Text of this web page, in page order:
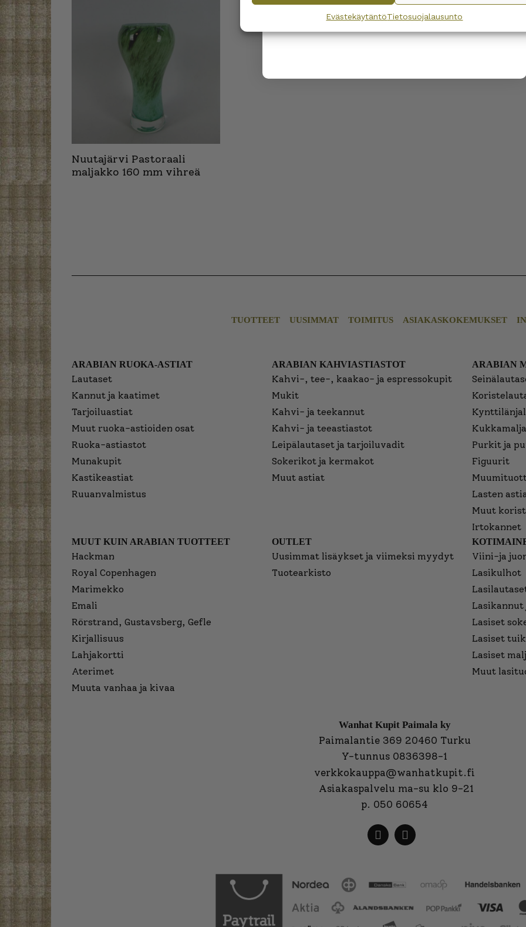
EvästekäytäntöTietosuojalausunto
Nuutajärvi Pastoraali
maljakko 160 mm vihreä
TUOTTEET UUSIMMAT TOIMITUS ASIAKASKOKEMUKSET
ARABIAN RUOKA-ASTIAT
Lautaset
Kannut ja kaatimet
Tarjoiluastiat
Muut ruoka-astioiden osat
Ruoka-astiastot
Munakupit
Kastikeastiat
Ruuanvalmistus
ARABIAN KAHVIASTIASTOT
Kahvi-, tee-, kaakao- ja espressokupit
Mukit
Kahvi- ja teekannut
Kahvi- ja teeastiastot
Leipälautaset ja tarjoiluvadit
Sokerikot ja kermakot
Muut astiat
ARABIAN
Purkit ja
Figuurit
Lasten
Muut
Irtokannet
MUUT KUIN ARABIAN TUOTTEET
Hackman
Royal Copenhagen
Marimekko
Emali
Rörstrand, Gustavsberg, Gefle
Kirjallisuus
Lahjakortti
Aterimet
Muuta vanhaa ja kivaa
OUTLET
Uusimmat lisäykset ja viimeksi myydyt
Tuotearkisto
Viini-ja
Lasikulhot
Lasiset
Lasiset
Lasiset
Muut
Wanhat Kupit Paimala ky
Paimalantie 369 20460 Turku
Y-tunnus 0836398-1
verkkokauppa@wanhatkupit.fi
Asiakaspalvelu ma-su klo 9-21
p. 050 60654
Wanhojen kuppien and confirm that you have read and accepted